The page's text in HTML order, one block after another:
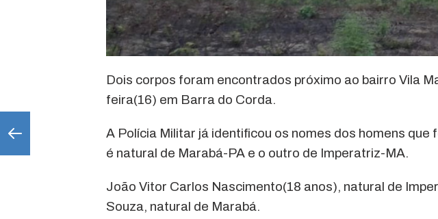
Dois corpos foram encontrados próximo ao bairro Vila
feira(16) em Barra do Corda.
A Polícia Militar já identificou os nomes dos homens que
é natural de Marabá-PA e o outro de Imperatriz-MA.
João Vitor Carlos Nascimento(18 anos), natural de
Souza, natural de Marabá.